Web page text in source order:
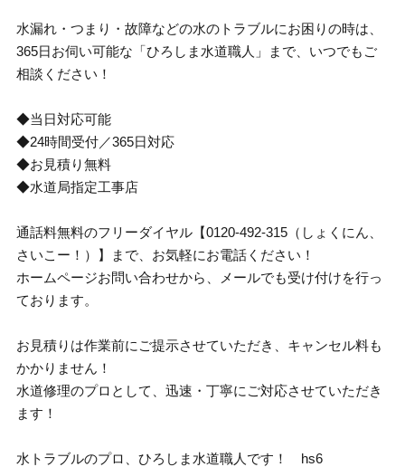
水漏れ・つまり・故障などの水のトラブルにお困りの時は、
365日お伺い可能な「ひろしま水道職人」まで、いつでもご
相談ください！
◆当日対応可能
◆24時間受付／365日対応
◆お見積り無料
◆水道局指定工事店
通話料無料のフリーダイヤル【0120-492-315（しょくにん、
さいこー！）】まで、お気軽にお電話ください！
ホームページお問い合わせから、メールでも受け付けを行っ
ております。
お見積りは作業前にご提示させていただき、キャンセル料も
かかりません！
水道修理のプロとして、迅速・丁寧にご対応させていただき
ます！
水トラブルのプロ、ひろしま水道職人です！ hs6